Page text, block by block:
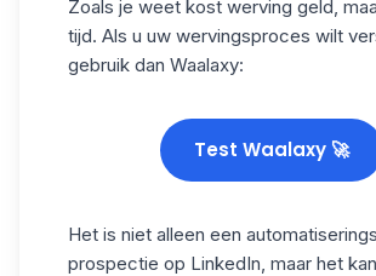
Zoals je weet kost werving geld,
tijd. Als u uw wervingsproces wilt
gebruik dan Waalaxy:
Test Waalaxy 🚀
Het is niet alleen een
prospectie op LinkedIn, maar het